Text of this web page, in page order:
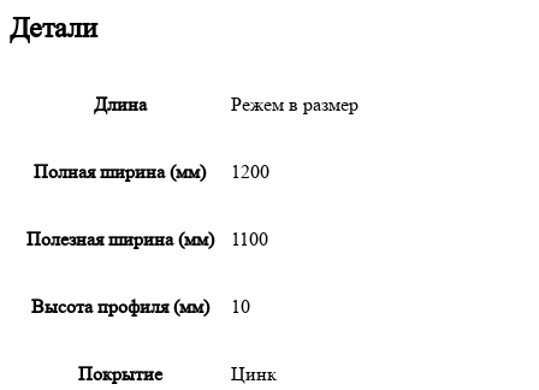
Детали
Длина Режем в размер
Полная ширина (мм) 1200
Полезная ширина (мм) 1100
Высота профиля (мм) 10
Покрытие Цинк